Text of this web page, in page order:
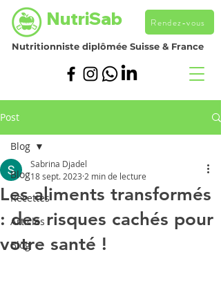
Nutritionniste diplômée Suisse & France
NutriSab Rendez-vous
Post
Blog
Recettes
Articles
Blog
Blog
Les aliments transformés
: des risques cachés pour
votre santé !
Sabrina Djadel
18 sept. 2023 2 min de lecture